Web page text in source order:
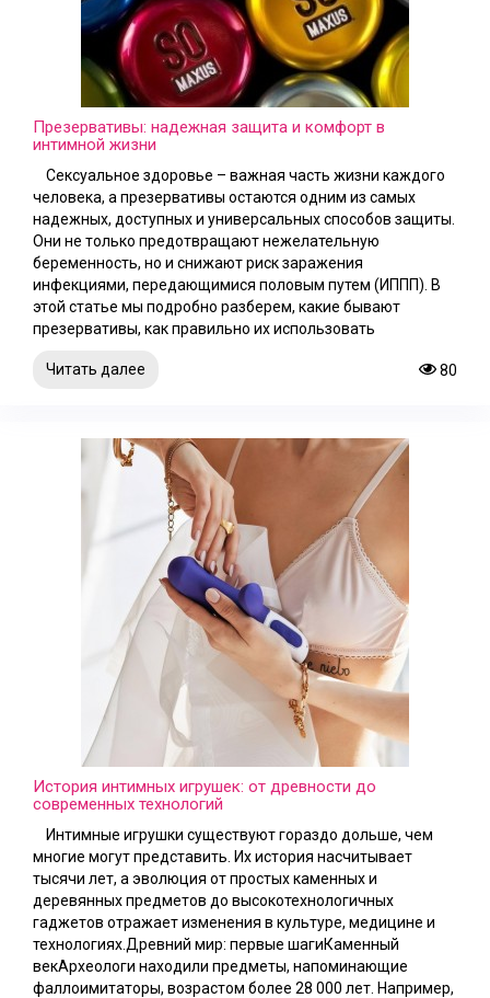
Презервативы: надежная защита и комфорт в
интимной жизни
Сексуальное здоровье – важная часть жизни каждого
человека, а презервативы остаются одним из самых
надежных, доступных и универсальных способов защиты.
Они не только предотвращают нежелательную
беременность, но и снижают риск заражения
инфекциями, передающимися половым путем (ИППП). В
этой статье мы подробно разберем, какие бывают
презервативы, как правильно их использовать
Читать далее 80
История интимных игрушек: от древности до
современных технологий
Интимные игрушки существуют гораздо дольше, чем
многие могут представить. Их история насчитывает
тысячи лет, а эволюция от простых каменных и
деревянных предметов до высокотехнологичных
гаджетов отражает изменения в культуре, медицине и
технологиях.Древний мир: первые шагиКаменный
векАрхеологи находили предметы, напоминающие
фаллоимитаторы, возрастом более 28 000 лет. Например,